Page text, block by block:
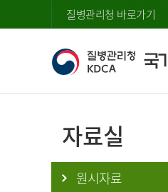
질병관리청 바로가기
자료실
원시자료